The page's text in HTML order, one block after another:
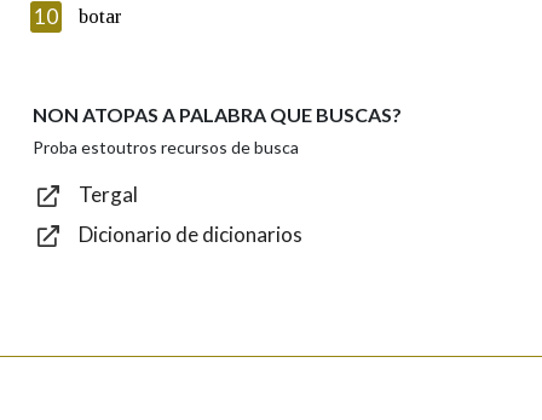
Introduce o código que aparece na imaxe:
Texto de verificación
10 botar
NON ATOPAS A PALABRA QUE BUSCAS?
Proba estoutros recursos de busca
Tergal
Dicionario de dicionarios